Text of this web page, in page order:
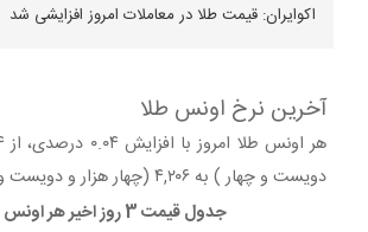
اکوایران: قیمت طلا در معاملات امروز افزایشی شد
آخرین نرخ اونس طلا
دویست و چهار ) به ۴,۲۰۶ (چهار هزار و دویست و شش ) رسید.
جدول قیمت 3 روز اخیر هر اونس طلا